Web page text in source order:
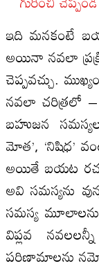
ఇది మనకంటే
అయినా నవలా
చెప్పవచ్చు.
నవలా చరిత్రలో
బహుజన
మోత’, ‘నిషిధ’
అయితే బయట
అవి సమస్యను
సమస్య
విప్లవ
పరిణామాలను